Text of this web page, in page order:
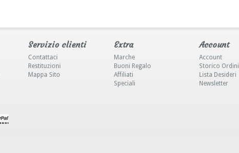
Servizio clienti
Contattaci
Restituzioni
Mappa Sito
Extra
Marche
Buoni Regalo
Affiliati
Speciali
Account
Account
Storico Ordini
Lista Desideri
Newsletter